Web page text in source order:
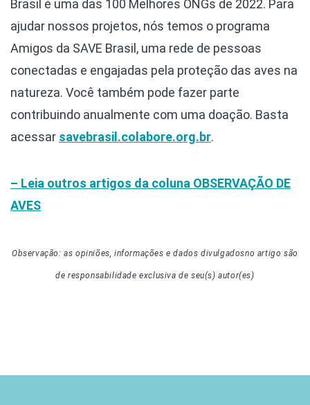
Brasil é uma das 100 Melhores ONGs de 2022. Para
ajudar nossos projetos, nós temos o programa
Amigos da SAVE Brasil, uma rede de pessoas
conectadas e engajadas pela proteção das aves na
natureza. Você também pode fazer parte
contribuindo anualmente com uma doação. Basta
acessar savebrasil.colabore.org.br.
– Leia outros artigos da coluna OBSERVAÇÃO DE
AVES
Observação: as opiniões, informações e dados divulgadosno artigosão
de responsabilidade exclusiva de seu(s) autor(es)